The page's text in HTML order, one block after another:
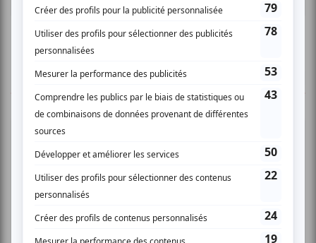
Connectez-vous ici.
TOUTES LES OFFRES